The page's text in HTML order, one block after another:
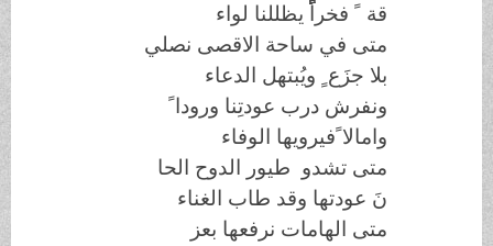
قة ً فخراًًًًًً يظللنا لواء
متى في ساحة الاقصى نصلي
بلا جزَع ٍ ويُبتهل الدعاء
ونفرش درب عودتِنا ورودا ً
وامالا ًفيرويها الوفاء
متى تشدو طيور الدوح الحا
نَ عودتها وقد طاب الغناء
متى الهامات نرفعها بعز